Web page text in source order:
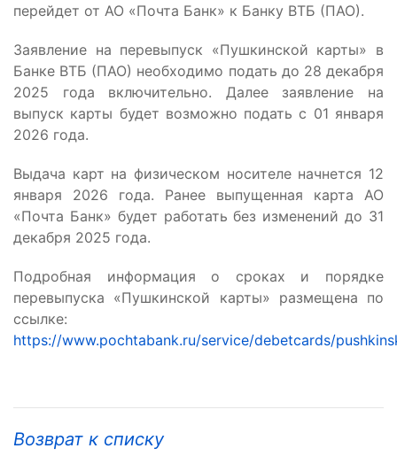
перейдет от АО «Почта Банк» к Банку ВТБ (ПАО).
Заявление на перевыпуск «Пушкинской карты» в
Банке ВТБ (ПАО) необходимо подать до 28 декабря
2025 года включительно. Далее заявление на
выпуск карты будет возможно подать с 01 января
2026 года.
Выдача карт на физическом носителе начнется 12
января 2026 года. Ранее выпущенная карта АО
«Почта Банк» будет работать без изменений до 31
декабря 2025 года.
Подробная информация о сроках и порядке
перевыпуска «Пушкинской карты» размещена по
ссылке:
https://www.pochtabank.ru/service/debetcards/
Возврат к списку